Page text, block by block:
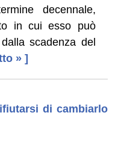
decennale,
in cui esso può
scadenza del
» ]
di cambiarlo